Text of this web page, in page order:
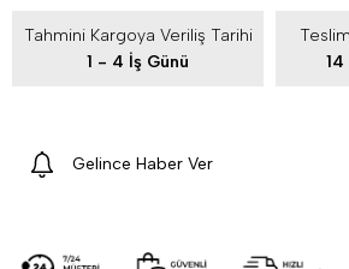
Tahmini Kargoya Veriliş Tarihi
1 - 4 İş Günü
14
Gelince Haber Ver